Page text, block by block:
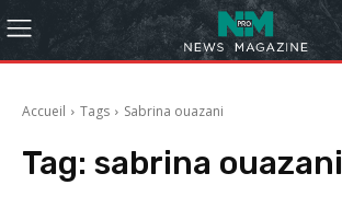
Accueil Tags Sabrina ouazani
Tag: sabrina ouazani